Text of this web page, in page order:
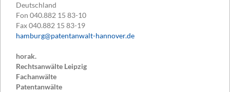
Deutschland
Fon 040.882 15 83-10
Fax040.882 15 83-19
hamburg@patentanwalt-hannover.de
horak.
Rechtsanwälte Leipzig
Fachanwälte
Patentanwälte